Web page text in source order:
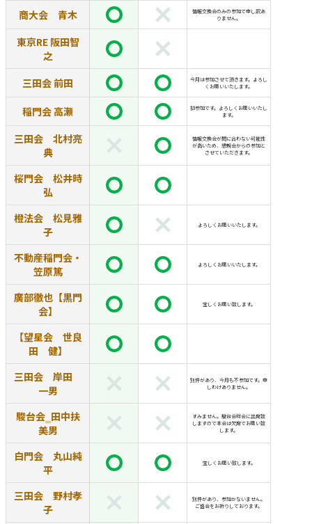
商大会 青木
情報交換会のみの参加で申し訳あ
りません。
東京RE 阪田智
之
三田会 前田
今月は参加させて頂きます。よろし
くお願いいたします。
稲門会 高瀬
初参加です。よろしくお願いいたし
ます。
三田会 北村亮
典
情報交換会が間に合わない可能性
が高いため、懇親会からの参加と
させていただきます。
桜門会 松井時
弘
橙法会 松見雅
子
よろしくお願いいたします。
不動産稲門会・
笠原篤
よろしくお願いいたします。
廣部徹也【黒門
会】
宜しくお願い致します。
【望星会 世良
田 健】
三田会 岸田
一男
別件があり、今月も不参加です。申
しわけありません。
駿台会‗田中扶
美男
すみません。駿台会総会に出席致
しますので本会は欠席でお願い致
します。
白門会 丸山純
平
宜しくお願い致します。
三田会 野村孝
子
別件があり、参加かないません。
ご盛会をお祈りしております。